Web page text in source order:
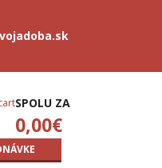
SPOLU ZA
0,00€